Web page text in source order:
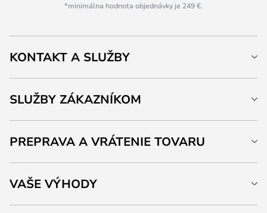
*minimálna hodnota objednávky je 249 €.
KONTAKT A SLUŽBY
SLUŽBY ZÁKAZNÍKOM
PREPRAVA A VRÁTENIE TOVARU
VAŠE VÝHODY